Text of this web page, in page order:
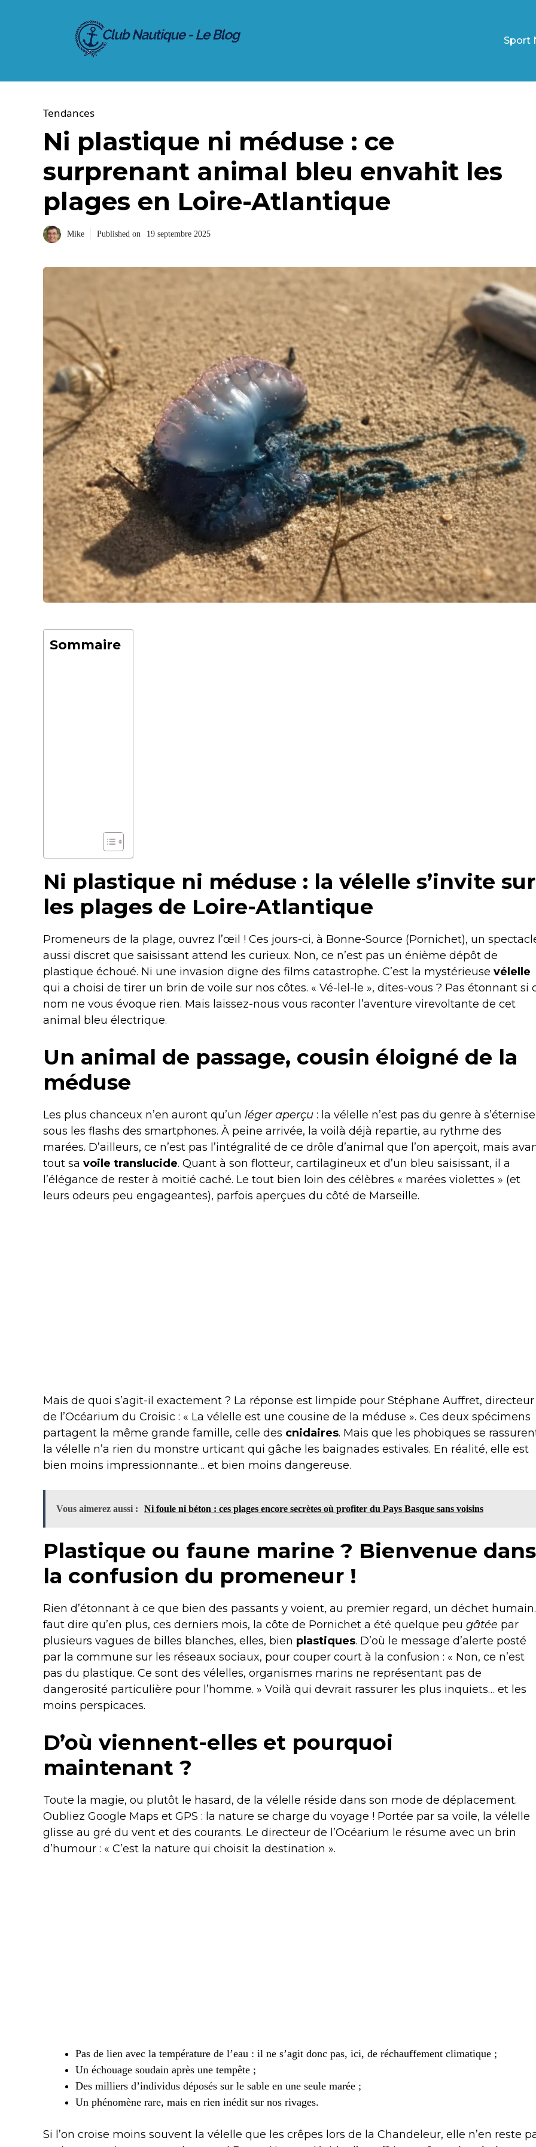
Sport
Tendances
Ni plastique ni méduse : ce
surprenant animal bleu envahit les
plages en Loire-Atlantique
Mike Published on 19 septembre 2025
Sommaire
Ni plastique ni méduse : la vélelle s’invite sur
les plages de Loire-Atlantique
Promeneurs de la plage, ouvrez l’œil ! Ces jours-ci, à Bonne-Source (Pornichet), un
aussi discret que saisissant attend les curieux. Non, ce n’est pas un énième dépôt de
plastique échoué. Ni une invasion digne des films catastrophe. C’est la mystérieuse vélelle
qui a choisi de tirer un brin de voile sur nos côtes. « Vé-lel-le », dites-vous ? Pas étonnant si
nom ne vous évoque rien. Mais laissez-nous vous raconter l’aventure virevoltante de cet
animal bleu électrique.
Un animal de passage, cousin éloigné de la
méduse
Les plus chanceux n’en auront qu’un léger aperçu : la vélelle n’est pas du genre à
sous les flashs des smartphones. À peine arrivée, la voilà déjà repartie, au rythme des
marées. D’ailleurs, ce n’est pas l’intégralité de ce drôle d’animal que l’on aperçoit, mais
tout sa voile translucide. Quant à son flotteur, cartilagineux et d’un bleu saisissant, il a
l’élégance de rester à moitié caché. Le tout bien loin des célèbres « marées violettes » (et
leurs odeurs peu engageantes), parfois aperçues du côté de Marseille.
Mais de quoi s’agit-il exactement ? La réponse est limpide pour Stéphane Auffret, directeur
de l’Océarium du Croisic : « La vélelle est une cousine de la méduse ». Ces deux spécimens
partagent la même grande famille, celle des cnidaires. Mais que les phobiques se
la vélelle n’a rien du monstre urticant qui gâche les baignades estivales. En réalité, elle est
bien moins impressionnante… et bien moins dangereuse.
Vous aimerez aussi : Ni foule ni béton : ces plages encore secrètes où profiter du Pays Basque sans voisins
Plastique ou faune marine ? Bienvenue dans
la confusion du promeneur !
Rien d’étonnant à ce que bien des passants y voient, au premier regard, un déchet
faut dire qu’en plus, ces derniers mois, la côte de Pornichet a été quelque peu gâtée par
plusieurs vagues de billes blanches, elles, bien plastiques. D’où le message d’alerte posté
par la commune sur les réseaux sociaux, pour couper court à la confusion : « Non, ce n’est
pas du plastique. Ce sont des vélelles, organismes marins ne représentant pas de
dangerosité particulière pour l’homme. » Voilà qui devrait rassurer les plus inquiets… et les
moins perspicaces.
D’où viennent-elles et pourquoi
maintenant ?
Toute la magie, ou plutôt le hasard, de la vélelle réside dans son mode de déplacement.
Oubliez Google Maps et GPS : la nature se charge du voyage ! Portée par sa voile, la vélelle
glisse au gré du vent et des courants. Le directeur de l’Océarium le résume avec un brin
d’humour : « C’est la nature qui choisit la destination ».
Pas de lien avec la température de l’eau : il ne s’agit donc pas, ici, de réchauffement climatique ;
Un échouage soudain après une tempête ;
Des milliers d’individus déposés sur le sable en une seule marée ;
Un phénomène rare, mais en rien inédit sur nos rivages.
Si l’on croise moins souvent la vélelle que les crêpes lors de la Chandeleur, elle n’en reste